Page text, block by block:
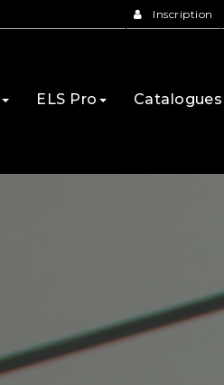
ELS Pro Catalogues
Inscription